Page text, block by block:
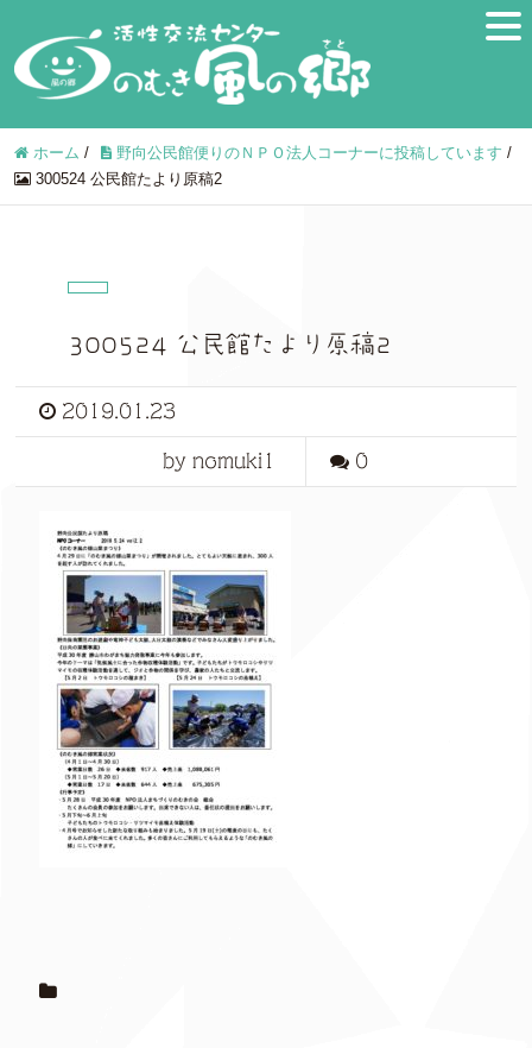
ホーム / 野向公民館便りのＮＰＯ法人コーナーに投稿しています /
300524 公民館たより原稿2
300524 公民館たより原稿2
2019.01.23
by nomuki1 0